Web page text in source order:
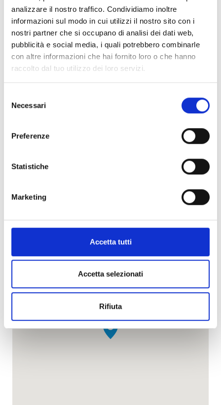
analizzare il nostro traffico. Condividiamo inoltre
informazioni sul modo in cui utilizzi il nostro sito con i
nostri partner che si occupano di analisi dei dati web,
pubblicità e social media, i quali potrebbero combinarle
con altre informazioni che hai fornito loro o che hanno
raccolto dal tuo utilizzo dei loro servizi.
delNecessari
Preferenze
Statistiche
Marketing
Accetta tutti
Accetta selezionati
Rifiuta
Telefono
0343 56157
Cucina aperta dalle 11.00 alle 23.00
Do you own this website?